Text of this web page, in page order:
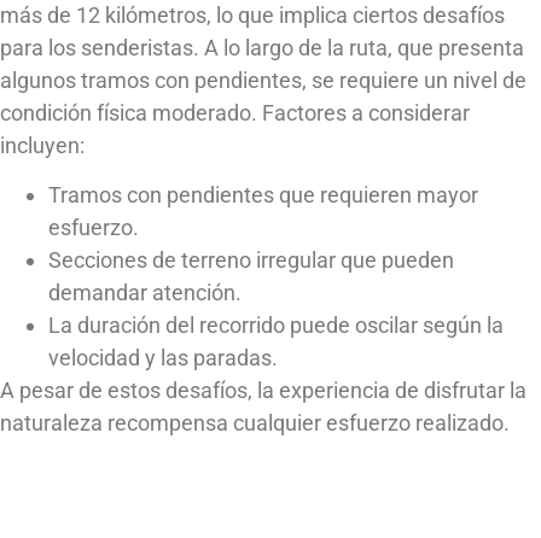
más de 12 kilómetros, lo que implica ciertos desafíos
para los senderistas. A lo largo de la ruta, que presenta
algunos tramos con pendientes, se requiere un nivel de
condición física moderado. Factores a considerar
incluyen:
Tramos con pendientes que requieren mayor
esfuerzo.
Secciones de terreno irregular que pueden
demandar atención.
La duración del recorrido puede oscilar según la
velocidad y las paradas.
A pesar de estos desafíos, la experiencia de disfrutar la
naturaleza recompensa cualquier esfuerzo realizado.